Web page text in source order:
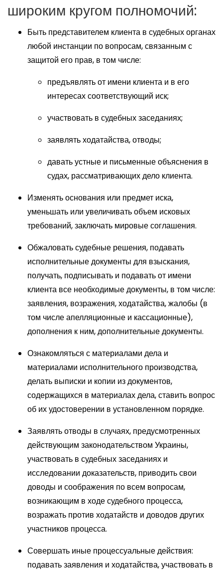
широким кругом полномочий:
Быть представителем клиента в судебных органах
любой инстанции по вопросам, связанным с
защитой его прав, в том числе:
предъявлять от имени клиента и в его
интересах соответствующий иск;
участвовать в судебных заседаниях;
заявлять ходатайства, отводы;
давать устные и письменные объяснения в
судах, рассматривающих дело клиента.
Изменять основания или предмет иска,
уменьшать или увеличивать объем исковых
требований, заключать мировые соглашения.
Обжаловать судебные решения, подавать
исполнительные документы для взыскания,
получать, подписывать и подавать от имени
клиента все необходимые документы, в том числе:
заявления, возражения, ходатайства, жалобы (в
том числе апелляционные и кассационные),
дополнения к ним, дополнительные документы.
Ознакомляться с материалами дела и
материалами исполнительного производства,
делать выписки и копии из документов,
содержащихся в материалах дела, ставить вопрос
об их удостоверении в установленном порядке.
Заявлять отводы в случаях, предусмотренных
действующим законодательством Украины,
участвовать в судебных заседаниях и
исследовании доказательств, приводить свои
доводы и соображения по всем вопросам,
возникающим в ходе судебного процесса,
возражать против ходатайств и доводов других
участников процесса.
Совершать иные процессуальные действия:
подавать заявления и ходатайства, участвовать в